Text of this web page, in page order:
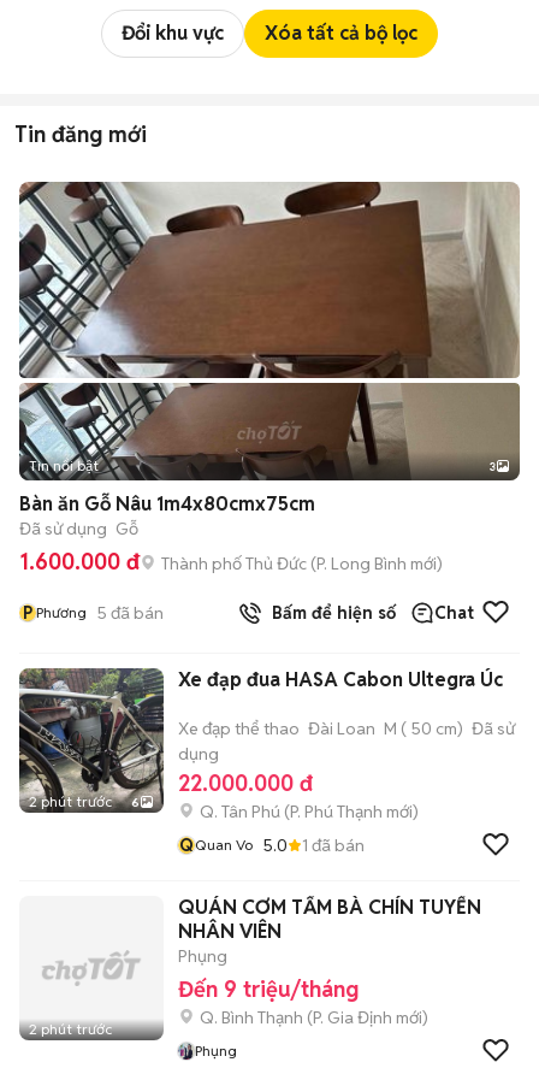
Đổi khu vực Xóa tất cả bộ lọc
Tin đăng mới
Tin nổi bật 3
Bàn ăn Gỗ Nâu 1m4x80cmx75cm
Đã sử dụng Gỗ
1.600.000 đ Thành phố Thủ Đức (P. Long Bình mới)
P Phương 5 đã bán Bấm để hiện số Chat
2 phút trước 6
Xe đạp đua HASA Cabon Ultegra Úc
Xe đạp thể thao Đài Loan M ( 50 cm) Đã sử
dụng
22.000.000 đ
Q. Tân Phú (P. Phú Thạnh mới)
QQuan Vo 5.0 1 đã bán
2 phút trước
QUÁN CƠM TẤM BÀ CHÍN TUYỂN
NHÂN VIÊN
Phụng
Đến 9 triệu/tháng
Q. Bình Thạnh (P. Gia Định mới)
Phụng